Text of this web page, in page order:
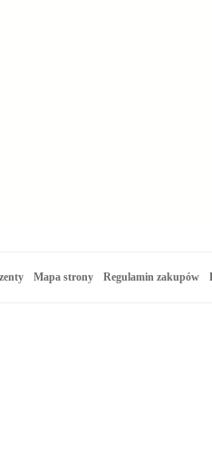
Mapa strony Regulamin zakupów